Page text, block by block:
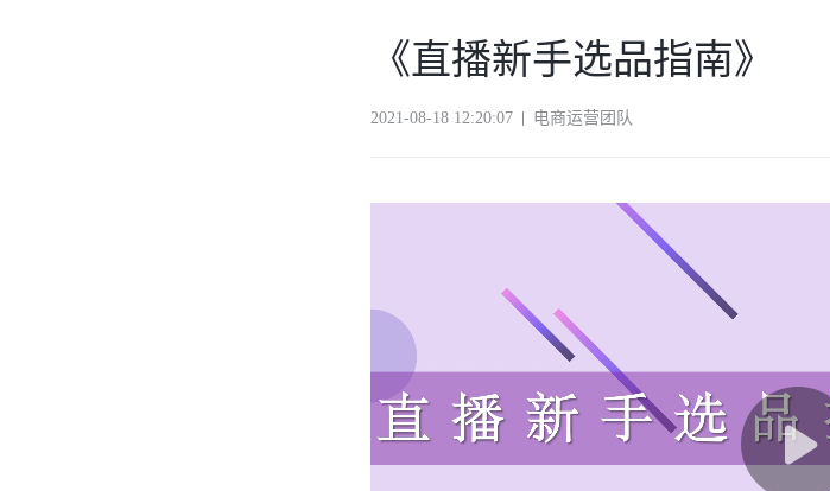
《直播新手选品指南》
2021-08-18 12:20:07 电商运营团队